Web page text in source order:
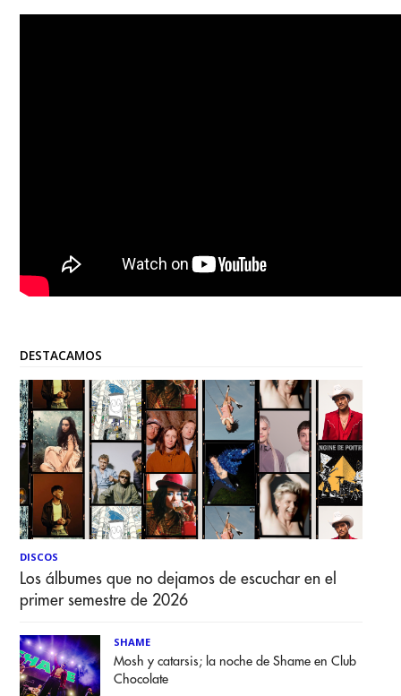
DESTACAMOS
DISCOS
Los álbumes que no dejamos de escuchar en el
primer semestre de 2026
SHAME
Mosh y catarsis; la noche de Shame en Club
Chocolate